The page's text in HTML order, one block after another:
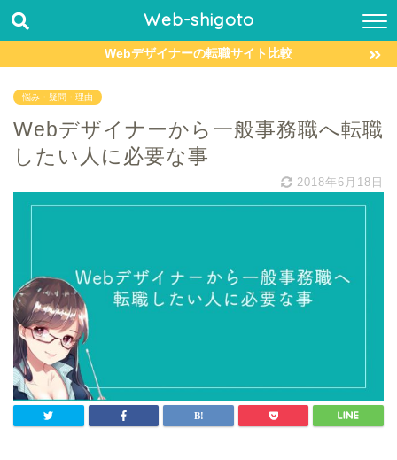
Web-shigoto
Webデザイナーの転職サイト比較
悩み・疑問・理由
Webデザイナーから一般事務職へ転職
したい人に必要な事
2018年6月18日